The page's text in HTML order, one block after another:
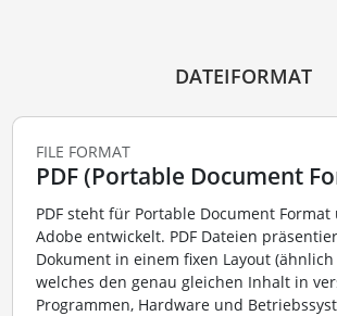
DATEIFORMAT
FILE FORMAT
PDF (Portable Document
PDF steht für Portable Document
Adobe entwickelt. PDF Dateien
Dokument in einem fixen Layout
welches den genau gleichen Inhalt in
Programmen, Hardware und